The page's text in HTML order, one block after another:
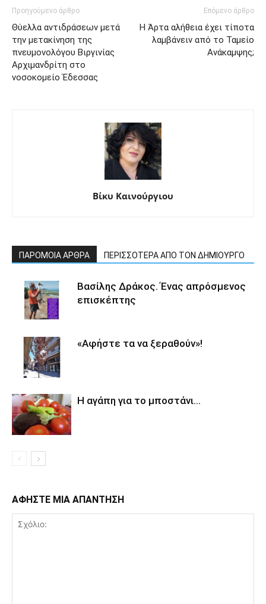
Προηγούμενο άρθρο
Θύελλα αντιδράσεων μετά
την μετακίνηση της
πνευμονολόγου Βιργινίας
Αρχιμανδρίτη στο
νοσοκομείο Έδεσσας
Επόμενο άρθρο
Η Άρτα αλήθεια έχει τίποτα
λαμβάνειν από το Ταμείο
Ανάκαμψης;
Βίκυ Καινούργιου
ΠΑΡΟΜΟΙΑ ΑΡΘΡΑ ΠΕΡΙΣΣΟΤΕΡΑ ΑΠΟ ΤΟΝ ΔΗΜΙΟΥΡΓΟ
Βασίλης Δράκος. Ένας απρόσμενος
επισκέπτης
«Αφήστε τα να ξεραθούν»!
Η αγάπη για το μποστάνι…
ΑΦΗΣΤΕ ΜΙΑ ΑΠΑΝΤΗΣΗ